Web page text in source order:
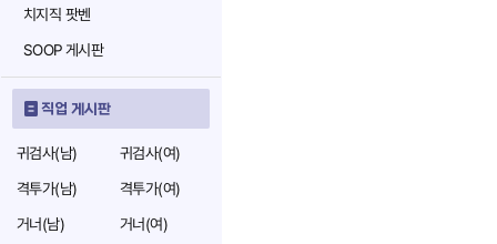
치지직 팟벤
SOOP 게시판
직업 게시판
귀검사(남)
귀검사(여)
격투가(남)
격투가(여)
거너(남)
거너(여)